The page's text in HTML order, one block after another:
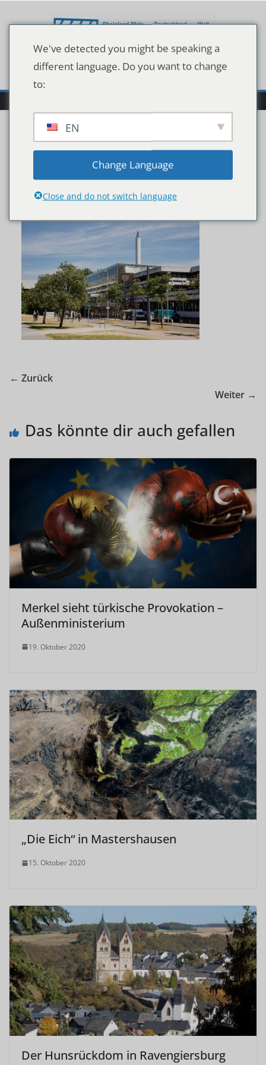
Inhalt
csm__d4a8493_00864004
d3
← Zurück
Weiter →
Das könnte dir auch gefallen
Merkel sieht türkische Provokation –
Außenministerium
19. Oktober 2020
„Die Eich“ in Mastershausen
15. Oktober 2020
Der Hunsrückdom in Ravengiersburg
We've detected you might be speaking a
different language. Do you want to change
to:
EN
Change Language
Close and do not switch language